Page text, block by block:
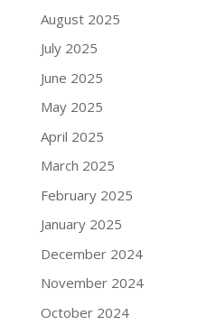
August 2025
July 2025
June 2025
May 2025
April 2025
March 2025
February 2025
January 2025
December 2024
November 2024
October 2024